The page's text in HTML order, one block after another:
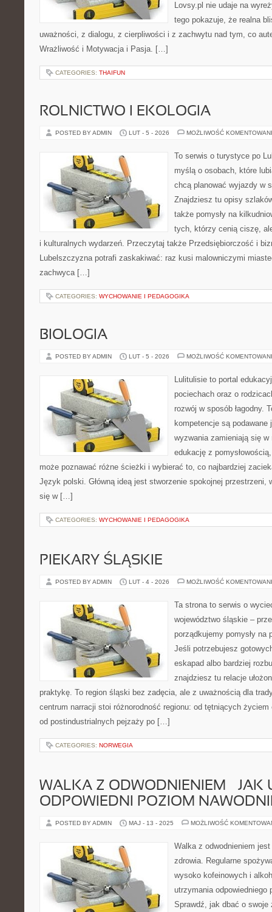
Lovsy.pl nie udaje na
tego pokazuje, że realna
uważności, z dialogu, z cierpliwości i z zachwytu nad tym, co
Wrażliwość i Motywacja i Pasja. […]
CATEGORIES: THAIFUN
ROLNICTWO I EKOLOGIA
POSTED BY ADMIN LUT - 5 - 2026 MOŻLIWOŚĆ
To serwis o turystyce po
myślą o osobach, które
chcą planować wyjazdy w
Znajdziesz tu opisy
także pomysły na
tych, którzy cenią ciszę,
i kulturalnych wydarzeń. Przeczytaj także Przedsiębiorczość i
Lubelszczyzna potrafi zaskakiwać: raz kusi malowniczymi
zachwyca […]
CATEGORIES: WYCHOWANIE I PEDAGOGIKA
BIOLOGIA
POSTED BY ADMIN LUT - 5 - 2026 MOŻLIWOŚĆ
Lulitulisie to portal
pociechach oraz o
rozwój w sposób łagodny.
kompetencje są
wyzwania zamieniają się w
edukację z
może poznawać różne ścieżki i wybierać to, co najbardziej
Język polski. Główną ideą jest stworzenie spokojnej przestrzeni,
się w […]
CATEGORIES: WYCHOWANIE I PEDAGOGIKA
PIEKARY ŚLĄSKIE
POSTED BY ADMIN LUT - 4 - 2026 MOŻLIWOŚĆ
Ta strona to serwis o
województwo śląskie –
porządkujemy pomysły na
Jeśli potrzebujesz
eskapad albo bardziej
znajdziesz tu relacje
praktykę. To region śląski bez zadęcia, ale z uważnością dla
centrum narracji stoi różnorodność regionu: od tętniących
od postindustrialnych pejzaży po […]
CATEGORIES: NORWEGIA
WALKA Z ODWODNIENIEM – JAK
ODPOWIEDNI POZIOM
POSTED BY ADMIN MAJ - 13 - 2025 MOŻLIWOŚĆ
Walka z odwodnieniem
zdrowia. Regularne
wysoko kofeinowych i
utrzymania odpowiedniego
Sprawdź, jak dbać o swoje